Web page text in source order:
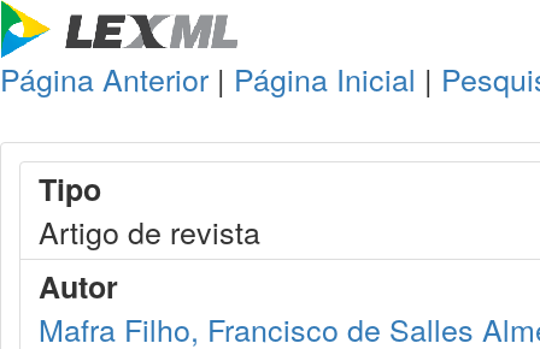
Página Anterior | Página Inicial |
Tipo
Artigo de revista
Autor
Mafra Filho, Francisco de Salles